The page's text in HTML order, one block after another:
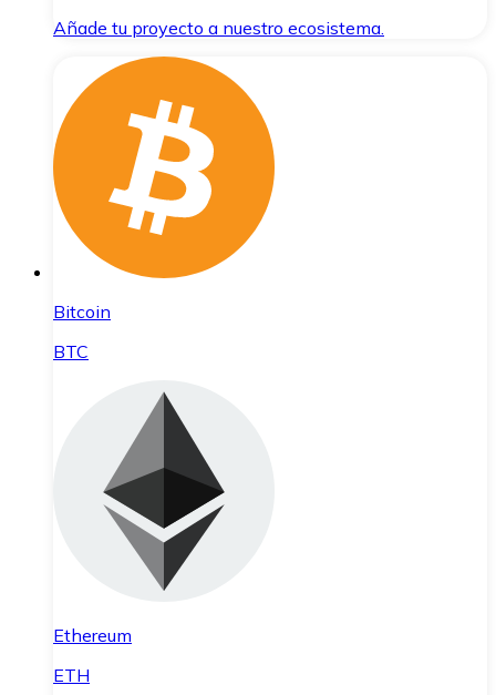
Añade tu proyecto a nuestro ecosistema.
Bitcoin
BTC
Ethereum
ETH